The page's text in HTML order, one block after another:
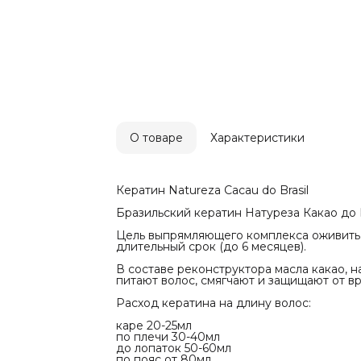
Разделить
Сильно
Дать
маску
Высушить
Бренд
Сила
О товаре Характеристики
Кератин Natureza Cacau do Brasil
Бразильский кератин Натуреза Какао
Цель выпрямляющего комплекса
длительный срок (до 6 месяцев).
В составе реконструктора масла какао,
питают волос, смягчают и защищают от
Расход кератина на длину волос:
каре 20-25мл
по плечи 30-40мл
до лопаток 50-60мл